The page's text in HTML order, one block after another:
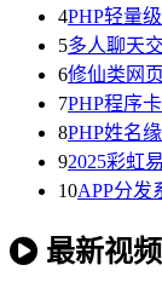
4PHP轻量
5多人聊天
6修仙类网
7PHP程序
8PHP姓名
92025彩虹
10APP分发
最新视